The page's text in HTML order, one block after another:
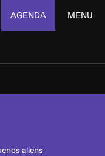
AGENDA MENU
aliens